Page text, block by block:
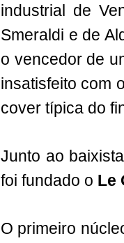
industrial de
Smeraldi e de
o vencedor de
insatisfeito com
cover típica do
Junto ao
foi fundado o Le
O primeiro